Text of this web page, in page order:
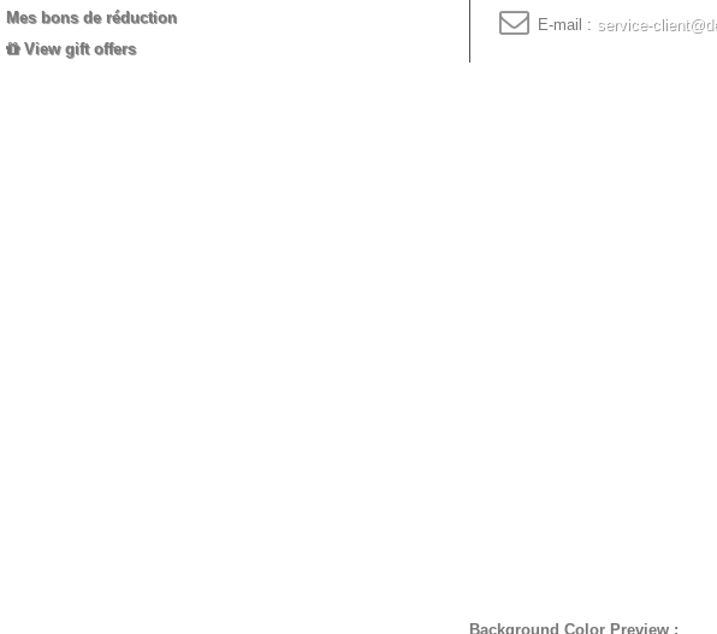
Mes bons de réduction
View gift offers
E-mail : service-
Background Color Preview :